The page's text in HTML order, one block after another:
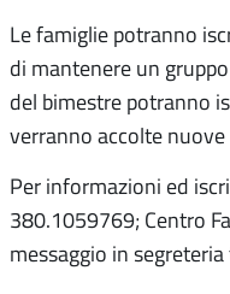
Le famiglie potranno
di mantenere un
del bimestre potranno
verranno accolte nuove
Per informazioni ed
380.1059769; Centro
messaggio in